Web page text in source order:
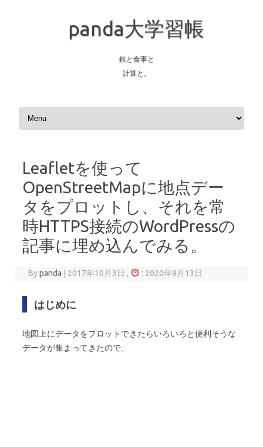
panda大学習帳
鉄と食事と
計算と。
Skip to content
Leafletを使って
OpenStreetMapに地点デー
タをプロットし、それを常
時HTTPS接続のWordPressの
記事に埋め込んでみる。
Bypanda 2017年10月3日 , : 2020年9月13日
はじめに
地図上にデータをプロットできたらいろいろと便利そうな
データが集まってきたので、